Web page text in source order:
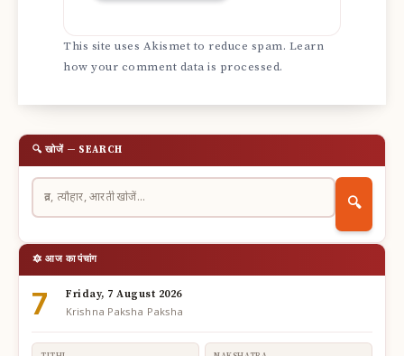
This site uses Akismet to reduce spam. Learn
how your comment data is processed.
🔍 खोजें — SEARCH
🔍
🔯 आज का पंचांग
7 Friday, 7 August 2026
Krishna Paksha Paksha